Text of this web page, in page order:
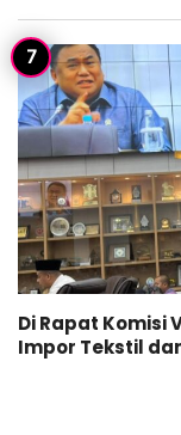
Di Rapat Komisi
Impor Tekstil